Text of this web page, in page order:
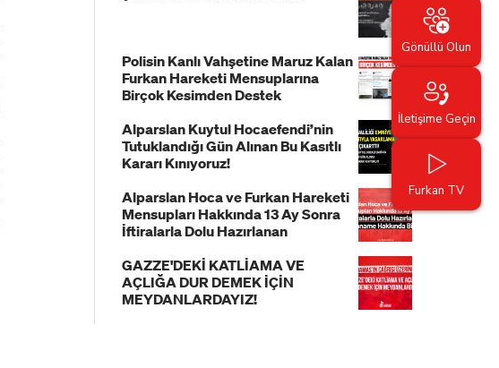
Polisin Kanlı Vahşetine Maruz Kalan
Furkan Hareketi Mensuplarına
Birçok Kesimden Destek
Alparslan Kuytul Hocaefendi’nin
Tutuklandığı Gün Alınan Bu Kasıtlı
Kararı Kınıyoruz!
Alparslan Hoca ve Furkan Hareketi
Mensupları Hakkında 13 Ay Sonra
İftiralarla Dolu Hazırlanan
GAZZE'DEKİ KATLİAMA VE
AÇLIĞA DUR DEMEK İÇİN
MEYDANLARDAYIZ!
Gönüllü Olun
İletişime Geçin
Furkan TV